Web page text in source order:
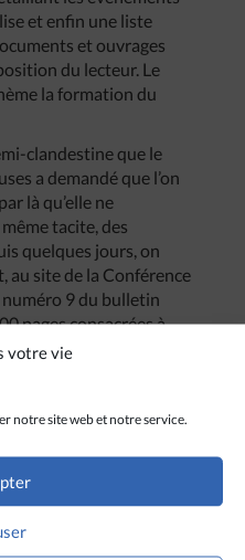
votre vie
notre site web et notre service.
et enfin une liste
et ouvrages
du lecteur. Le
la formation du
clandestine que le
a demandé que l’on
là qu’elle ne
tacite, des
quelques jours, on
site de la Conférence
9 du bulletin
pages consacrées à
composé et diffusé
du Bureau des